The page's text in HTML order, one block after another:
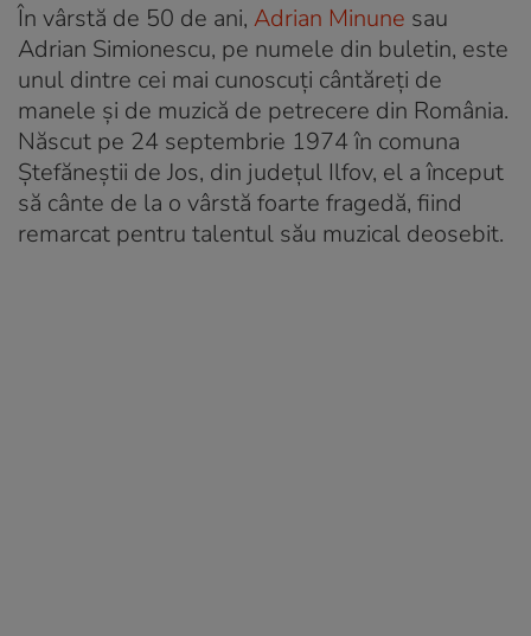
În vârstă de 50 de ani, Adrian Minune sau
Adrian Simionescu, pe numele din buletin, este
unul dintre cei mai cunoscuți cântăreți de
manele și de muzică de petrecere din România.
Născut pe 24 septembrie 1974 în comuna
Ștefăneștii de Jos, din județul Ilfov, el a început
să cânte de la o vârstă foarte fragedă, fiind
remarcat pentru talentul său muzical deosebit.